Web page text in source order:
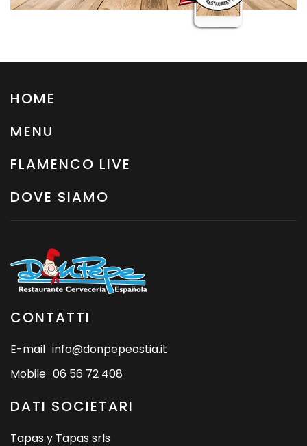
HOME
MENU
FLAMENCO LIVE
DOVE SIAMO
CONTATTI
E-mail info@donpepeostia.it
Mobile 06 56 72 408
DATI SOCIETARI
Tapas y Tapas srls